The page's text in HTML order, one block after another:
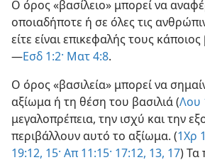
Ο όρος «βασίλειο» μπορεί να
οποιαδήποτε ή σε όλες τις
είτε είναι επικεφαλής τους κάποιος
—Εσδ 1:2· Ματ 4:8.
Ο όρος «βασιλεία» μπορεί να
αξίωμα ή τη θέση του βασιλιά (Λου
μεγαλοπρέπεια, την ισχύ και την
περιβάλλουν αυτό το αξίωμα. (1Χρ
19:12, 15· Απ 11:15· 17:12, 13, 17) Τα